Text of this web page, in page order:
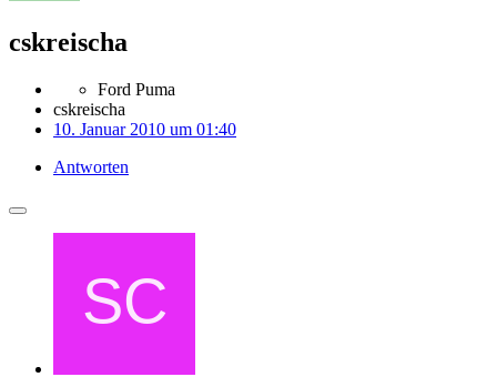
cskreischa
Ford Puma
cskreischa
10. Januar 2010 um 01:40
Antworten